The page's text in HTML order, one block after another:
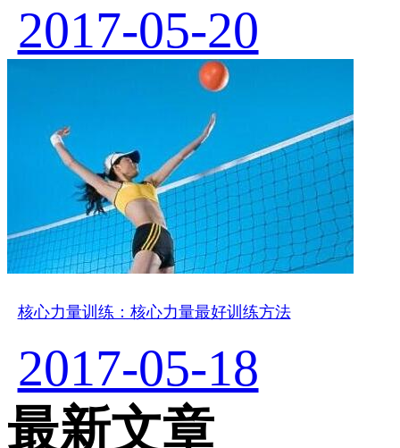
2017-05-20
核心力量训练：核心力量最好训练方法
2017-05-18
最新文章